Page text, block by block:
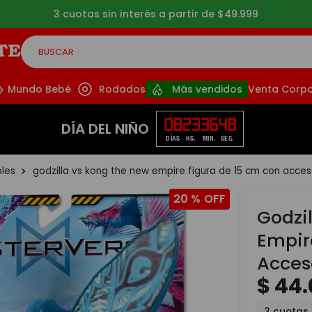
3 cuotas sin interés a partir de $49.999
BUSCAR
Mundo Bebé Rodados Más vendidos Venta
DÍA DEL NIÑO 08
DÍAS
23
HS.
36
MIN.
47
SEG.
godzilla vs kong the new empire figura de 15 cm con
20 %
$44.